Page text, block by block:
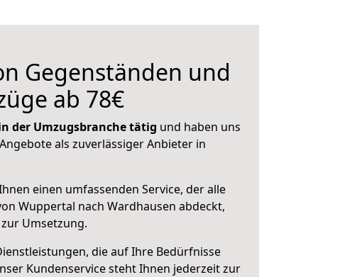
Gegenständen und
ab 78€
der Umzugsbranche tätig und haben uns
als zuverlässiger Anbieter in
einen umfassenden Service, der alle
Wuppertal nach Wardhausen abdeckt,
Umsetzung.
die auf Ihre Bedürfnisse
Kundenservice steht Ihnen jederzeit zur